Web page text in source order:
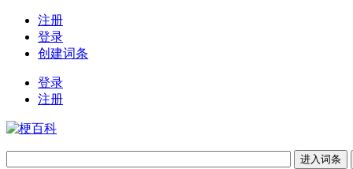
注册
登录
创建词条
登录
注册